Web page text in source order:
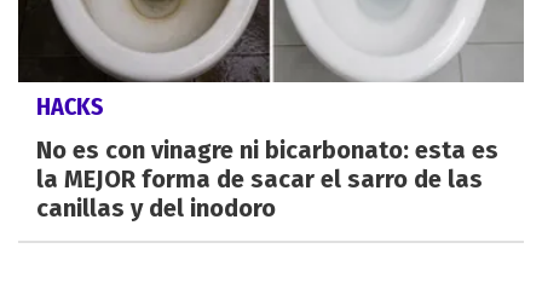
HACKS
No es con vinagre ni bicarbonato: esta es
la MEJOR forma de sacar el sarro de las
canillas y del inodoro